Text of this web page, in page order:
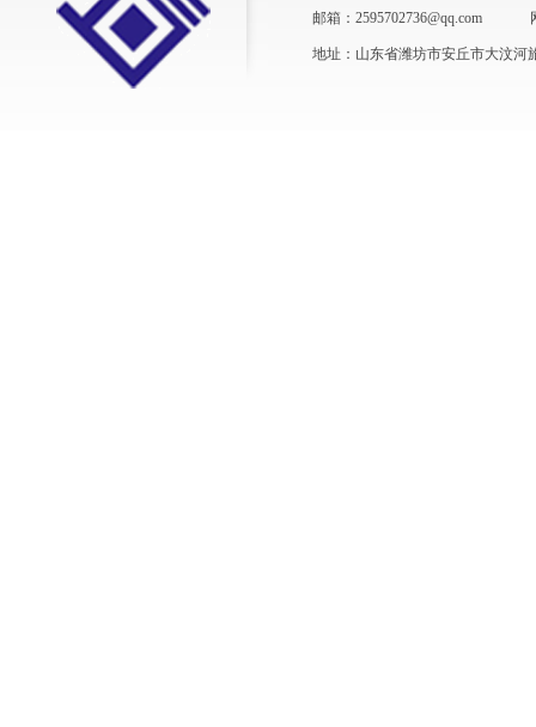
邮箱：2595702736@qq.com
地址：山东省潍坊市安丘市大汶河